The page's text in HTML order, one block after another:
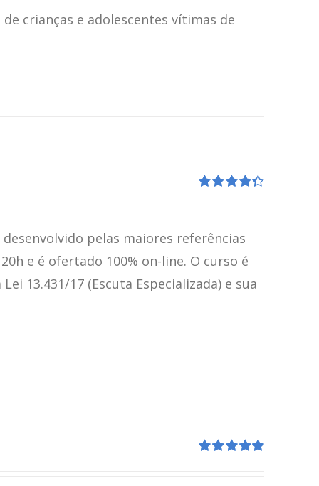
crianças e adolescentes vítimas de
pelas maiores referências
e é ofertado 100% on-line. O curso é
13.431/17 (Escuta Especializada) e sua